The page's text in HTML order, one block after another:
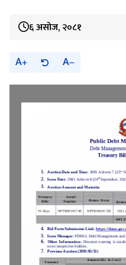
६ असोज, २०८१
A A